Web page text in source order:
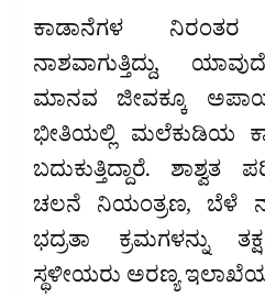
ಕಾಡಾನೆಗಳ
ನಾಶವಾಗುತ್ತಿದ್ದು,
ಮಾನವ ಜೀವಕ್ಕೂ
ಭೀತಿಯಲ್ಲಿ ಮಲೆಕುಡಿಯ
ಬದುಕುತ್ತಿದ್ದಾರೆ. ಶಾಶ್ವತ
ಚಲನೆ ನಿಯಂತ್ರಣ, ಬೆಳೆ
ಭದ್ರತಾ ಕ್ರಮಗಳನ್ನು
ಸ್ಥಳೀಯರು ಅರಣ್ಯ